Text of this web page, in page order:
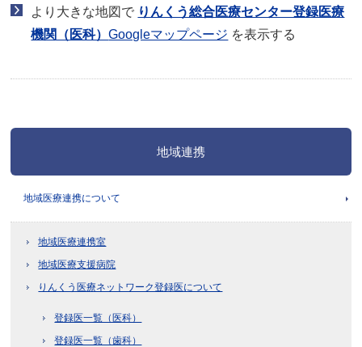
より大きな地図で りんくう総合医療センター登録医療
機関（医科）Googleマップページ を表示する
地域連携
地域医療連携について
地域医療連携室
地域医療支援病院
りんくう医療ネットワーク登録医について
登録医一覧（医科）
登録医一覧（歯科）